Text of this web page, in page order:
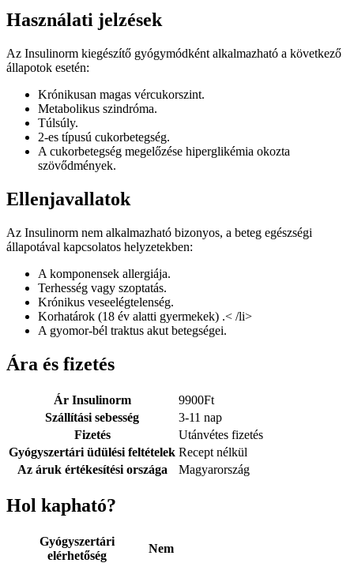
Használati jelzések
Az Insulinorm kiegészítő gyógymódként alkalmazható a következő
állapotok esetén:
Krónikusan magas vércukorszint.
Metabolikus szindróma.
Túlsúly.
2-es típusú cukorbetegség.
A cukorbetegség megelőzése hiperglikémia okozta
szövődmények.
Ellenjavallatok
Az Insulinorm nem alkalmazható bizonyos, a beteg egészségi
állapotával kapcsolatos helyzetekben:
A komponensek allergiája.
Terhesség vagy szoptatás.
Krónikus veseelégtelenség.
Korhatárok (18 év alatti gyermekek) .< /li>
A gyomor-bél traktus akut betegségei.
Ára és fizetés
Ár Insulinorm 9900Ft
Szállítási sebesség
3-11 nap
Fizetés
Utánvétes fizetés
Gyógyszertári üdülési feltételek Recept nélkül
Az áruk értékesítési országa
Magyarország
Hol kapható?
Gyógyszertári
elérhetőség
Nem